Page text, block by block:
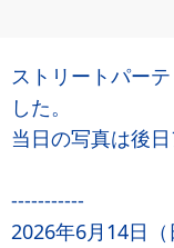
ストリートパー
した。
当日の写真は後日
-----------
2026年6月14日